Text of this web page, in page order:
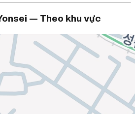
— Theo khu vực